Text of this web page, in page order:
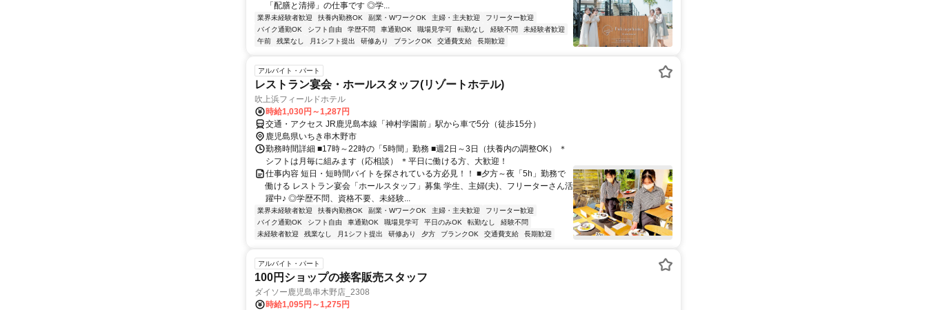
「配膳と清掃」の仕事です ◎学...
業界未経験者歓迎 扶養内勤務OK 副業・WワークOK 主婦・主夫歓迎
フリーター歓迎
バイク通勤OK
シフト自由 学歴不問 車通勤OK 職場見学可 転勤なし 経験不問
未経験者歓迎
午前
残業なし 月1シフト提出 研修あり ブランクOK 交通費支給 長期歓迎
アルバイト・パート
レストラン宴会・ホールスタッフ(リゾートホテル)
吹上浜フィールドホテル
時給1,030円～1,287円
交通・アクセス JR鹿児島本線「神村学園前」駅から車で5分（徒歩15分）
鹿児島県いちき串木野市
勤務時間詳細 ■17時～22時の「5時間」勤務 ■週2日～3日（扶養内の調整OK） ＊
シフトは月毎に組みます（応相談） ＊平日に働ける方、大歓迎！
仕事内容 短日・短時間バイトを探されている方必見！！ ■夕方～夜「5h」勤務で
働ける レストラン宴会「ホールスタッフ」募集 学生、主婦(夫)、フリーターさん活
躍中♪ ◎学歴不問、資格不要、未経験...
業界未経験者歓迎 扶養内勤務OK 副業・WワークOK 主婦・主夫歓迎
フリーター歓迎
バイク通勤OK
シフト自由 車通勤OK 職場見学可 平日のみOK 転勤なし
経験不問
未経験者歓迎
残業なし 月1シフト提出 研修あり 夕方 ブランクOK 交通費支給 長期歓迎
アルバイト・パート
100円ショップの接客販売スタッフ
ダイソー鹿児島串木野店_2308
時給1,095円～1,275円